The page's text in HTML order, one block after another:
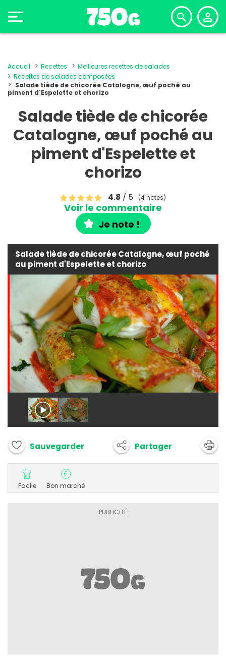
Accueil Recettes
Meilleures recettes de salades
Recettes de salades composées
Salade tiède de chicorée Catalogne, œuf poché au
piment d'Espelette et chorizo
Salade tiède de chicorée
Catalogne, œuf poché au
piment d'Espelette et
chorizo
4.8 / 5 (4 notes)
Voir le commentaire
Je note !
Salade tiède de chicorée Catalogne, œuf poché
au piment d'Espelette et chorizo
Sauvegarder Partager
Facile Bon marché